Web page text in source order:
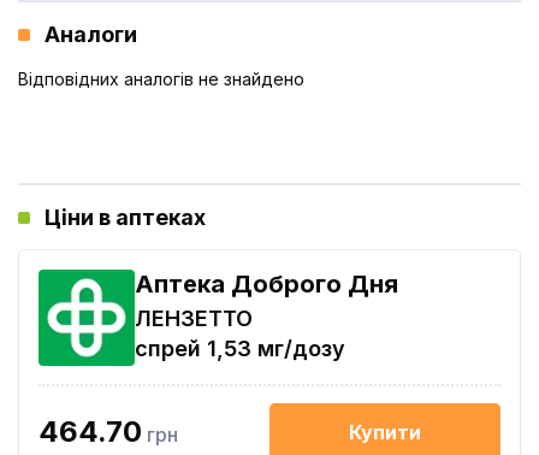
Аналоги
Відповідних аналогів не знайдено
Ціни в аптеках
Аптека Доброго Дня
ЛЕНЗЕТТО
спрей 1,53 мг/дозу
464.70 грн Купити